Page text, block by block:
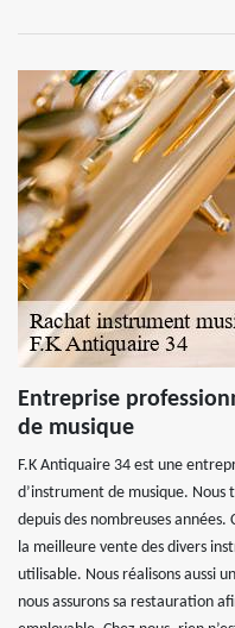
Entreprise
de musique
F.K Antiquaire 34 est une
d’instrument de musique. Nous
depuis des nombreuses
la meilleure vente des divers
utilisable. Nous réalisons aussi
nous assurons sa restauration